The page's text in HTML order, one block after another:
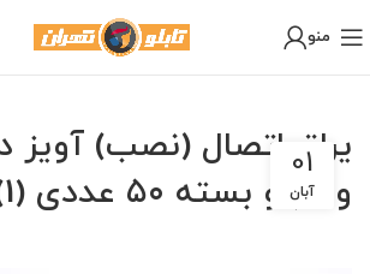
منو
یراق اتصال (نصب) آویز
و تابلو بسته ۵۰ عددی (1)
01
آبان